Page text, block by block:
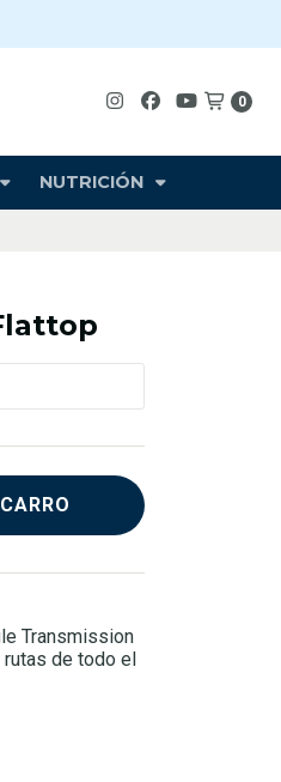
0
NUTRICIÓN
Transmission
de todo el